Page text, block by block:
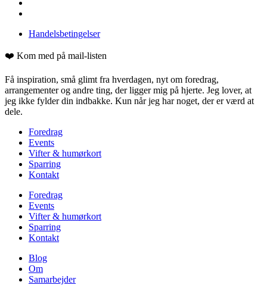
Handelsbetingelser
❤️ Kom med på mail-listen
Få inspiration, små glimt fra hverdagen, nyt om foredrag,
arrangementer og andre ting, der ligger mig på hjerte. Jeg lover, at
jeg ikke fylder din indbakke. Kun når jeg har noget, der er værd at
dele.
Foredrag
Events
Vifter & humørkort
Sparring
Kontakt
Foredrag
Events
Vifter & humørkort
Sparring
Kontakt
Blog
Om
Samarbejder